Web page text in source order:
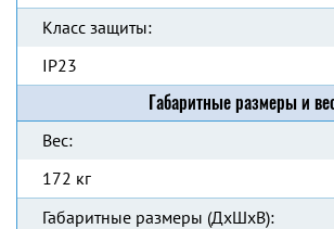
Класс защиты:
IP23
Габаритные размеры и
Вес:
172 кг
Габаритные размеры (ДхШхВ):